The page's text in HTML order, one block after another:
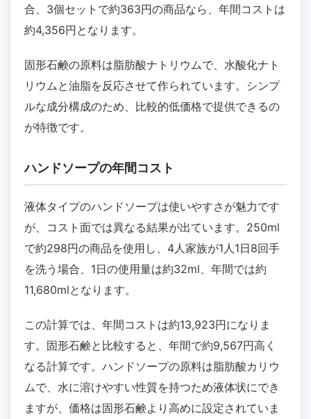
合、3個セットで約363円の商品なら、年間コストは
約4,356円となります。
固形石鹸の原料は脂肪酸ナトリウムで、水酸化ナト
リウムと油脂を反応させて作られています。シンプ
ルな成分構成のため、比較的低価格で提供できるの
が特徴です。
ハンドソープの年間コスト
液体タイプのハンドソープは使いやすさが魅力です
が、コスト面では異なる結果が出ています。250ml
で約298円の商品を使用し、4人家族が1人1日8回手
を洗う場合、1日の使用量は約32ml、年間では約
11,680mlとなります。
この計算では、年間コストは約13,923円になりま
す。固形石鹸と比較すると、年間で約9,567円高く
なる計算です。ハンドソープの原料は脂肪酸カリウ
ムで、水に溶けやすい性質を持つため液体状にでき
ますが、価格は固形石鹸より高めに設定されていま